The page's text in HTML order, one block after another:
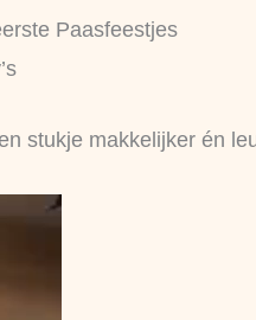
Paasfeestjes
stukje makkelijker én